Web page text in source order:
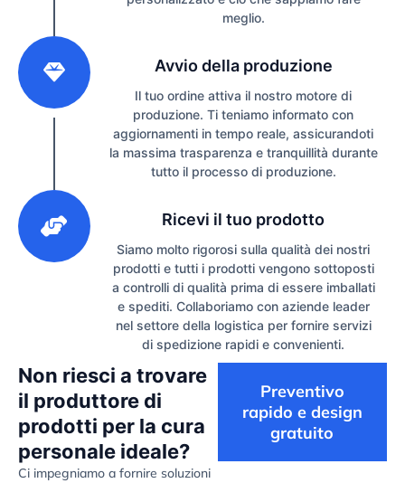
meglio.
Avvio della produzione
Il tuo ordine attiva il nostro motore di
produzione. Ti teniamo informato con
aggiornamenti in tempo reale, assicurandoti
la massima trasparenza e tranquillità durante
tutto il processo di produzione.
Ricevi il tuo prodotto
Siamo molto rigorosi sulla qualità dei nostri
prodotti e tutti i prodotti vengono sottoposti
a controlli di qualità prima di essere imballati
e spediti. Collaboriamo con aziende leader
nel settore della logistica per fornire servizi
di spedizione rapidi e convenienti.
Non riesci a trovare
il produttore di
prodotti per la cura
personale ideale?
Ci impegniamo a fornire soluzioni
Preventivo
rapido e design
gratuito